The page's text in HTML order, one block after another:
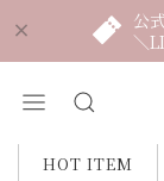
公
＼
HOT ITEM